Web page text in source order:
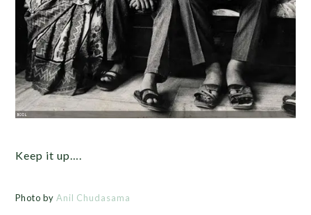
Keep it up….
Photo byAnil Chudasama